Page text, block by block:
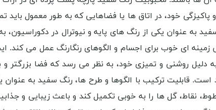
خود، در اتاق ها یا فضاهایی که به طور معمول باید
عنوان یکی از رنگ های پایه و نیوترال در دکوراسیون،
زمینه ای خوب برای اجسام و الگوهای رنگارنگ عمل می
دلیل روشنی و تمیزی خود، به نظر می رسد که فضا
قابلیت ترکیب با الگوها و طرح ها، رنگ سفید به عنوان
نقاط، گل ها را به خوبی تکمیل کند و باعث زیبایی و